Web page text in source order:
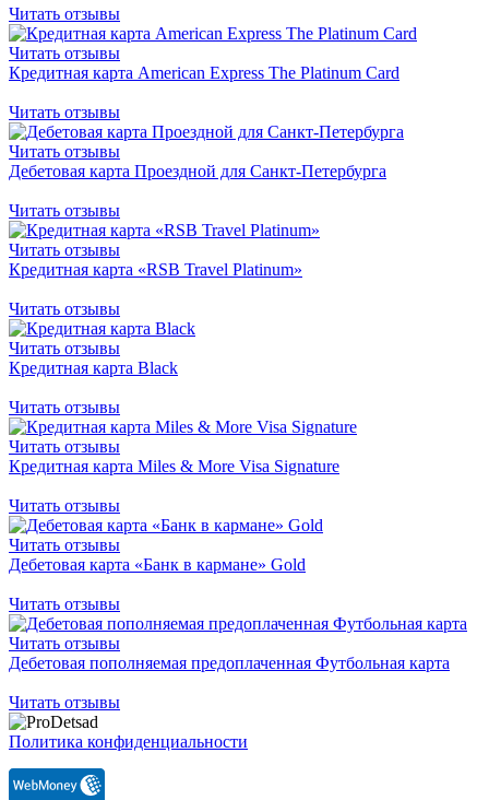
Читать отзывы
Читать отзывы
Кредитная карта American Express The Platinum Card
Читать отзывы
Читать отзывы
Дебетовая карта Проездной для Санкт-Петербурга
Читать отзывы
Читать отзывы
Кредитная карта «RSB Travel Platinum»
Читать отзывы
Читать отзывы
Кредитная карта Black
Читать отзывы
Читать отзывы
Кредитная карта Miles & More Visa Signature
Читать отзывы
Читать отзывы
Дебетовая карта «Банк в кармане» Gold
Читать отзывы
Читать отзывы
Дебетовая пополняемая предоплаченная Футбольная карта
Читать отзывы
Политика конфиденциальности